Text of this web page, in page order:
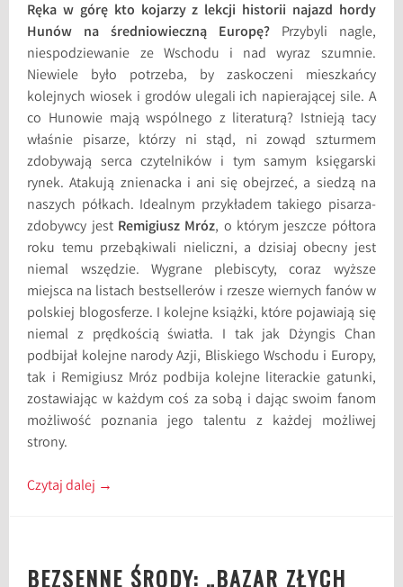
Ręka w górę kto kojarzy z lekcji historii najazd hordy
Hunów na średniowieczną Europę?Przybyli nagle,
niespodziewanie ze Wschodu i nad wyraz szumnie.
Niewiele było potrzeba, by zaskoczeni mieszkańcy
kolejnych wiosek i grodów ulegali ich napierającej sile. A
co Hunowie mają wspólnego z literaturą? Istnieją tacy
właśnie pisarze, którzy ni stąd, ni zowąd szturmem
zdobywają serca czytelników i tym samym księgarski
rynek. Atakują znienacka i ani się obejrzeć, a siedzą na
naszych półkach. Idealnym przykładem takiego pisarza-
zdobywcy jest Remigiusz Mróz, o którym jeszcze półtora
roku temu przebąkiwali nieliczni, a dzisiaj obecny jest
niemal wszędzie. Wygrane plebiscyty, coraz wyższe
miejsca na listach bestsellerów i rzesze wiernych fanów w
polskiej blogosferze. I kolejne książki, które pojawiają się
niemal z prędkością światła. I tak jak Dżyngis Chan
podbijał kolejne narody Azji, Bliskiego Wschodu i Europy,
tak i Remigiusz Mróz podbija kolejne literackie gatunki,
zostawiając w każdym coś za sobą i dając swoim fanom
możliwość poznania jego talentu z każdej możliwej
strony.
Czytaj dalej →
BEZSENNE ŚRODY: „BAZAR ZŁYCH